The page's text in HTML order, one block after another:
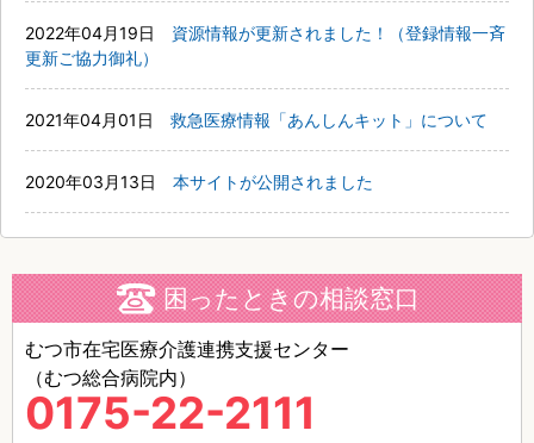
2022年04月19日
資源情報が更新されました！（登録情報一斉
更新ご協力御礼）
2021年04月01日 救急医療情報「あんしんキット」について
2020年03月13日 本サイトが公開されました
困ったときの相談窓口
むつ市在宅医療介護連携支援センター
（むつ総合病院内）
0175-22-2111